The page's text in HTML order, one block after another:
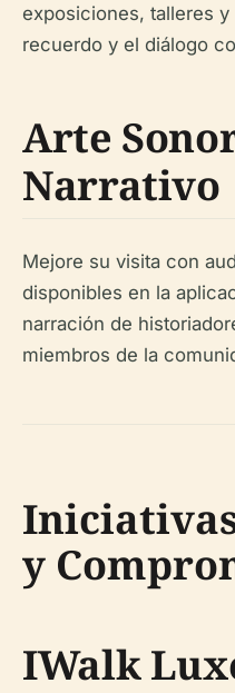
exposiciones, talleres
recuerdo y el diálogo
Arte
Narrativo
Mejore su visita con
disponibles en la
narración de
miembros de la
y
IWalk